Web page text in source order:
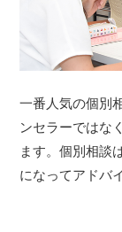
一番人気の個別
ンセラーではな
ます。個別相談
になってアドバ